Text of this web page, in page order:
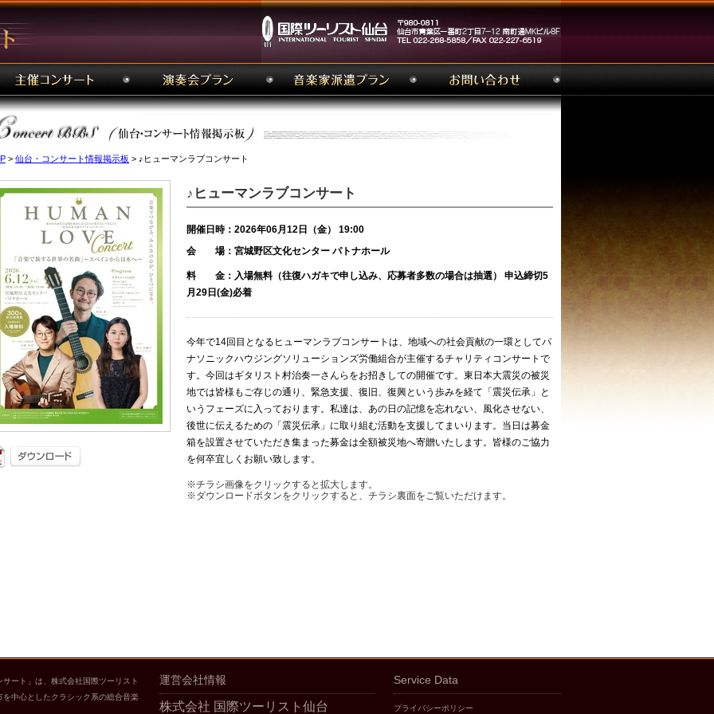
> 仙台・コンサート情報掲示板 > ♪ヒューマンラブコンサート
♪ヒューマンラブコンサート
開催日時：2026年06月12日（金） 19:00
会 場：宮城野区文化センター パトナホール
料 金：入場無料（往復ハガキで申し込み、応募者多数の場合は抽選） 申込締切5
月29日(金)必着
今年で14回目となるヒューマンラブコンサートは、地域への社会貢献の一環としてパ
ナソニックハウジングソリューションズ労働組合が主催するチャリティコンサートで
す。今回はギタリスト村治奏一さんらをお招きしての開催です。東日本大震災の被災
地では皆様もご存じの通り、緊急支援、復旧、復興という歩みを経て「震災伝承」と
いうフェーズに入っております。私達は、あの日の記憶を忘れない、風化させない、
後世に伝えるための「震災伝承」に取り組む活動を支援してまいります。当日は募金
箱を設置させていただき集まった募金は全額被災地へ寄贈いたします。皆様のご協力
を何卒宜しくお願い致します。
※チラシ画像をクリックすると拡大します。
※ダウンロードボタンをクリックすると、チラシ裏面をご覧いただけます。
ート」は、株式会社国際ツーリスト
を中心としたクラシック系の総合音楽
運営会社情報
株式会社 国際ツーリスト仙台
Service Data
プライバシーポリシー